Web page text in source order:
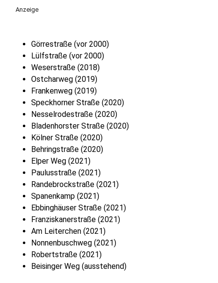
Anzeige
Görrestraße (vor 2000)
Lülfstraße (vor 2000)
Weserstraße (2018)
Ostcharweg (2019)
Frankenweg (2019)
Speckhorner Straße (2020)
Nesselrodestraße (2020)
Bladenhorster Straße (2020)
Kölner Straße (2020)
Behringstraße (2020)
Elper Weg (2021)
Paulusstraße (2021)
Randebrockstraße (2021)
Spanenkamp (2021)
Ebbinghäuser Straße (2021)
Franziskanerstraße (2021)
Am Leiterchen (2021)
Nonnenbuschweg (2021)
Robertstraße (2021)
Beisinger Weg (ausstehend)